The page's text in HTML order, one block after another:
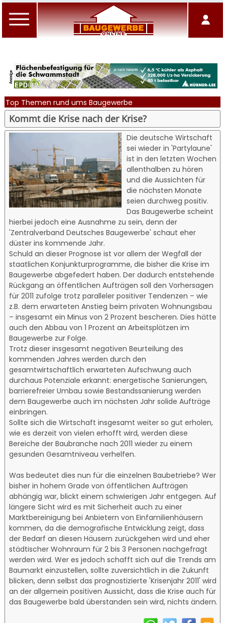
Top Themen rund ums Baugewerbe
Kommt die Krise nach der Krise?
Die deutsche Wirtschaft
sei wieder in 'Partylaune'
ist in den letzten Wochen
allenthalben zu hören
und die Aussichten für
die nächsten Monate
seien durchweg positiv.
Das Baugewerbe scheint
hierbei jedoch eine Ausnahme zu sein, denn der
'Zentralverband Deutsches Baugewerbe' schaut eher
düster ins kommende Jahr.
Schuld an dieser Prognose ist vor allem der Wegfall der
staatlichen Konjunkturprogramme, die bisher die Krise im
Baugewerbe abgefedert haben. Der dadurch entstehende
Rückgang an öffentlichen Aufträgen soll den Vorhersagen
für 2011 zufolge trotz paralleler positiver Tendenzen – wie
z.B. dem erwarteten Anstieg beim privaten Wohnungsbau
– insgesamt ein Minus von 2 Prozent bescheren. Dies hätte
auch den Abbau von 1 Prozent an Arbeitsplätzen im
Baugewerbe zur Folge.
Trotz dieser insgesamt negativen Beurteilung des
kommenden Jahres werden durch den
gesamtwirtschaftlich erwarteten Aufschwung auch
durchaus Potenziale erkannt: energetische Sanierungen,
barrierefreier Umbau sowie Bestandssanierung werden
dem Baugewerbe auch im nächsten Jahr solide Aufträge
einbringen.
Sollte sich die Wirtschaft insgesamt weiter so gut erholen,
wie es derzeit von vielen erhofft wird, werden diese
Bereiche der Baubranche nach 2011 wieder zu einem
gesunden Gesamtniveau verhelfen.
Was bedeutet dies nun für die einzelnen Baubetriebe? Wer
bisher in hohem Grade von öffentlichen Aufträgen
abhängig war, blickt einem schwierigen Jahr entgegen. Auf
längere Sicht wird es mit Sicherheit auch zu einer
Marktbereinigung bei Anbietern von Einfamilienhäusern
kommen, da die demografische Entwicklung zeigt, dass
der Bedarf an diesen Häusern zurückgehen wird und eher
städtischer Wohnraum für 2 bis 3 Personen nachgefragt
werden wird. Wer es jedoch schafft sich auf die Trends am
Baumarkt einzustellen, sollte zuversichtlich in die Zukunft
blicken, denn selbst das prognostizierte 'Krisenjahr 2011' wird
an der allgemein positiven Aussicht, dass die Krise auch für
das Baugewerbe bald überstanden sein wird, nichts ändern.